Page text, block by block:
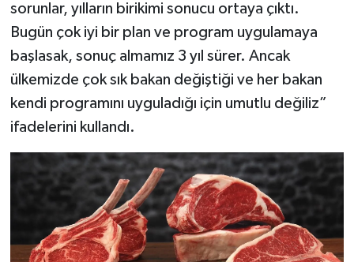
sorunlar, yılların birikimi sonucu ortaya çıktı.
Bugün çok iyi bir plan ve program uygulamaya
başlasak, sonuç almamız 3 yıl sürer. Ancak
ülkemizde çok sık bakan değiştiği ve her bakan
kendi programını uyguladığı için umutlu değiliz”
ifadelerini kullandı.